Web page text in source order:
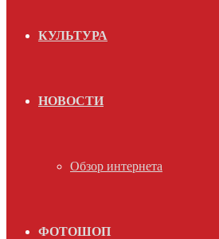
КУЛЬТУРА
НОВОСТИ
Обзор интернета
ФОТОШОП